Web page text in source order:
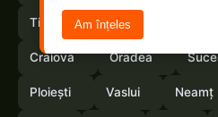
Am înțeles
Timișoara București
Craiova Oradea
Ploiești Vaslui Neamț